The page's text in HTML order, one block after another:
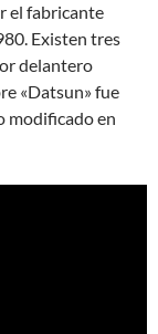
el fabricante
Existen tres
delantero
«Datsun» fue
modificado en